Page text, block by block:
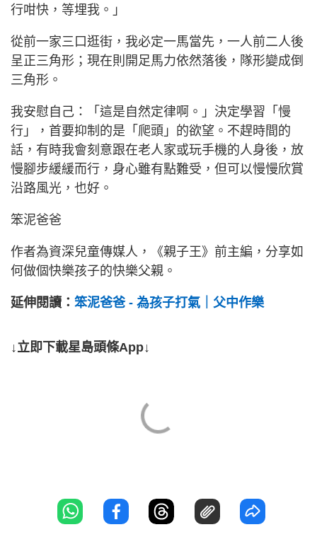
行咁快，等埋我。」
從前一家三口逛街，我必定一馬當先，一人前二人後
呈正三角形；現在則開足馬力依然落後，隊形變成倒
三角形。
我安慰自己：「這是自然定律啊。」決定學習「慢
行」，首要抑制的是「爬頭」的欲望。不趕時間的
話，有時我會刻意跟在老人家或玩手機的人身後，放
慢腳步緩緩而行，身心雖有點難受，但可以慢慢欣賞
沿路風光，也好。
笨泥爸爸
作者為資深兒童傳媒人，《親子王》前主編，分享如
何做個快樂孩子的快樂父親。
延伸閱讀： 笨泥爸爸 - 為孩子打氣｜父中作樂
↓立即下載星島頭條App↓